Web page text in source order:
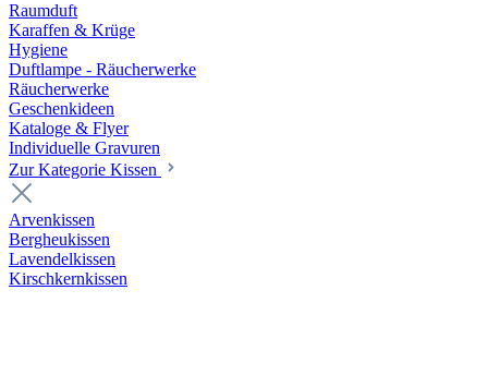
Raumduft
Karaffen & Krüge
Hygiene
Duftlampe - Räucherwerke
Räucherwerke
Geschenkideen
Kataloge & Flyer
Individuelle Gravuren
Zur Kategorie Kissen
Arvenkissen
Bergheukissen
Lavendelkissen
Kirschkernkissen